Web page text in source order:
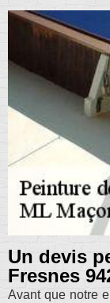
Un devis
Fresnes
Avant que notre